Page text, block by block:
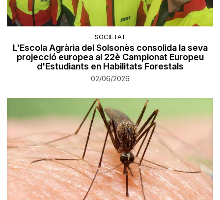
SOCIETAT
L'Escola Agrària del Solsonès consolida la seva
projecció europea al 22è Campionat Europeu
d'Estudiants en Habilitats Forestals
02/06/2026